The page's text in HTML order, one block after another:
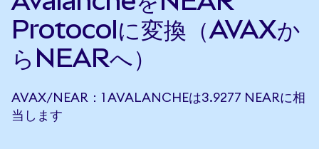
Protocolに変換（AVAXか
らNEARへ）
AVAX/NEAR：1 AVALANCHEは3.9277 NEARに相
当します